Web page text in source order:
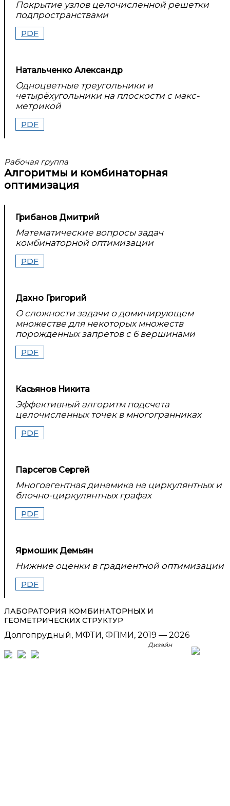
Покрытие узлов целочисленной решетки
подпространствами
PDF
Натальченко Александр
Одноцветные треугольники и
четырёхугольники на плоскости с макс-
метрикой
PDF
Рабочая группа
Алгоритмы и комбинаторная
оптимизация
Грибанов Дмитрий
Математические вопросы задач
комбинаторной оптимизации
PDF
Дахно Григорий
О сложности задачи о доминирующем
множестве для некоторых множеств
порожденных запретов с 6 вершинами
PDF
Касьянов Никита
Эффективный алгоритм подсчета
целочисленных точек в многогранниках
PDF
Парсегов Сергей
Многоагентная динамика на циркулянтных и
блочно-циркулянтных графах
PDF
Ярмошик Демьян
Нижние оценки в градиентной оптимизации
PDF
ЛАБОРАТОРИЯ КОМБИНАТОРНЫХ И
ГЕОМЕТРИЧЕСКИХ СТРУКТУР
Долгопрудный, МФТИ, ФПМИ, 2019 — 2026
Дизайн